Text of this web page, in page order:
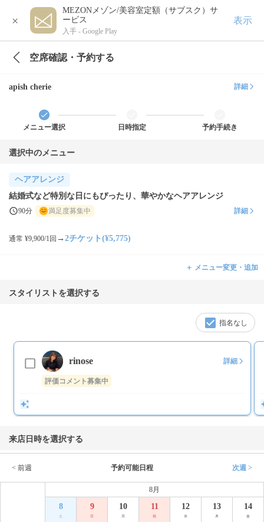
×
MEZONメゾン/美容室定額（サブスク）サ
ービス
入手 - Google Play
表示
空席確認・予約する
apish cherie 詳細
メニュー選択 日時指定 予約手続き
選択中のメニュー
ヘアアレンジ
結婚式など特別な日にもぴったり、華やかなヘアアレンジ
90分 満足度募集中 詳細
通常 ¥9,900/1回 → 2チケット(¥5,775)
＋ メニュー変更・追加
スタイリストを選択する
指名なし
rinose 詳細
評価コメント募集中
来店日時を選択する
< 前週 予約可能日程 次週 >
8月
8
土
9
日
10
月
11
祝
12
水
13
木
14
金